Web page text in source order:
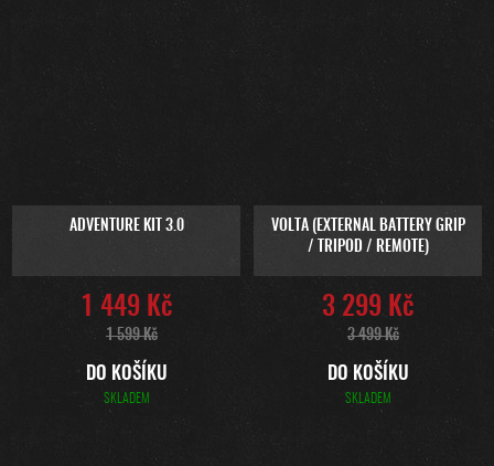
ADVENTURE KIT 3.0
1 449 Kč
1 599 Kč
DO KOŠÍKU
SKLADEM
VOLTA (EXTERNAL BATTERY GRIP
/ TRIPOD / REMOTE)
3 299 Kč
3 499 Kč
DO KOŠÍKU
SKLADEM